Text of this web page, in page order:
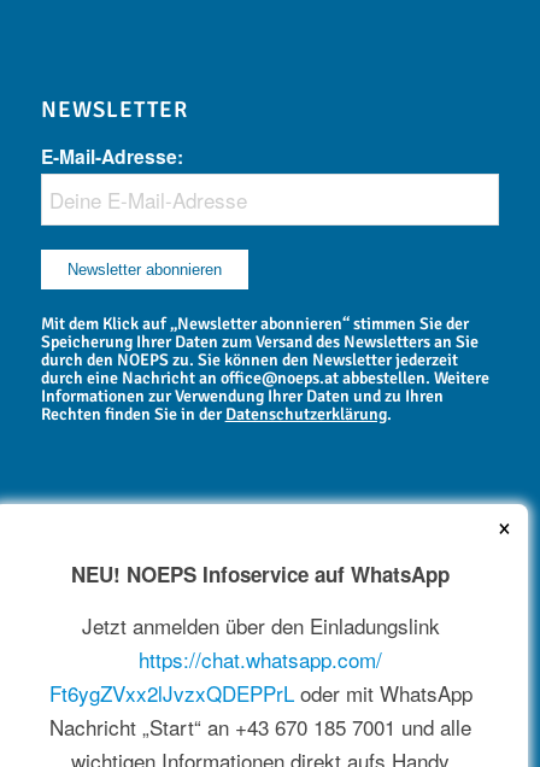
NEWSLETTER
E-Mail-Adresse:
Mit dem Klick auf „Newsletter abonnieren“ stimmen Sie der
Speicherung Ihrer Daten zum Versand des Newsletters an Sie
durch den NOEPS zu. Sie können den Newsletter jederzeit
durch eine Nachricht an office@noeps.at abbestellen. Weitere
Informationen zur Verwendung Ihrer Daten und zu Ihren
Rechten finden Sie in derDatenschutzerklärung.
NEWSARCHIV
×
NEU! NOEPS Infoservice auf WhatsApp
Jetzt anmelden über den Einladungslink
https://chat.whatsapp.com/
Ft6ygZVxx2lJvzxQDEPPrLoder mit WhatsApp
Nachricht „Start“ an +43 670 185 7001 und alle
wichtigen Informationen direkt aufs Handy